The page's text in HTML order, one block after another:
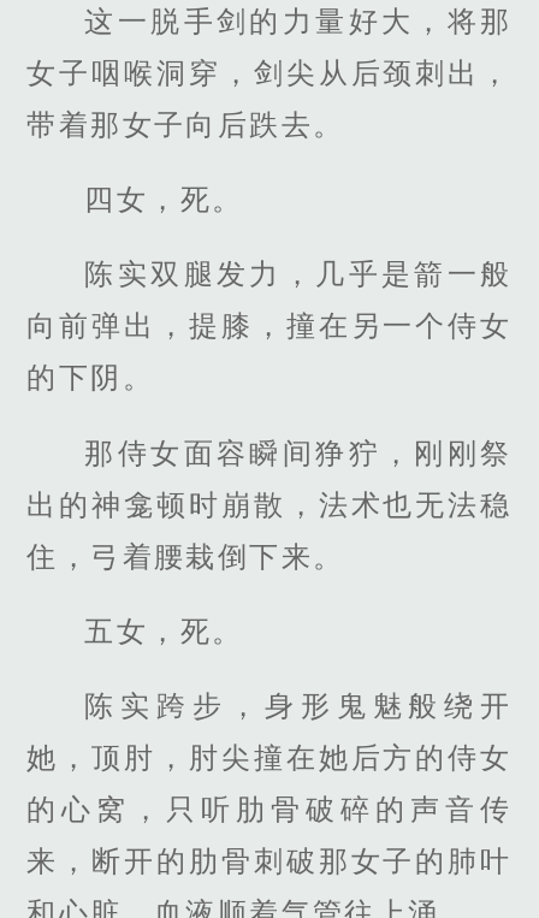
这一脱手剑的力量好大，将那
女子咽喉洞穿，剑尖从后颈刺出，
带着那女子向后跌去。
四女，死。
陈实双腿发力，几乎是箭一般
向前弹出，提膝，撞在另一个侍女
的下阴。
那侍女面容瞬间狰狞，刚刚祭
出的神龛顿时崩散，法术也无法稳
住，弓着腰栽倒下来。
五女，死。
陈实跨步，身形鬼魅般绕开
她，顶肘，肘尖撞在她后方的侍女
的心窝，只听肋骨破碎的声音传
来，断开的肋骨刺破那女子的肺叶